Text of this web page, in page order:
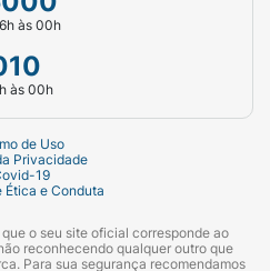
às 00h
às 00h
de Uso
Privacidade
19
Ética e Conduta
o seu site oficial corresponde ao
reconhecendo qualquer outro que
Para sua segurança recomendamos